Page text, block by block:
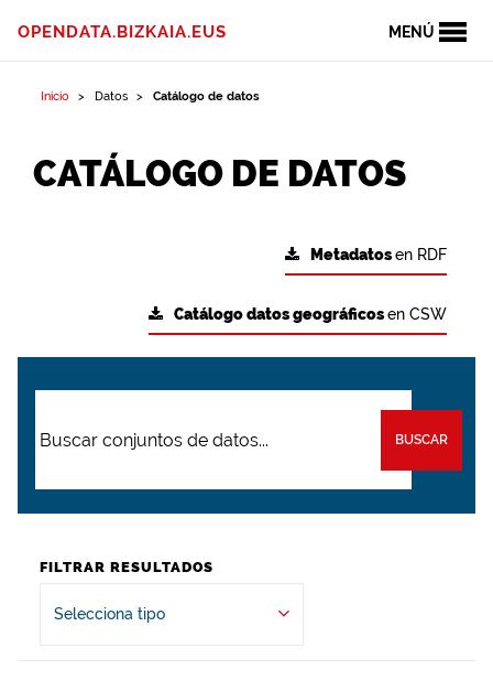
MENÚ
OPENDATA.BIZKAIA.EUS
Inicio Datos Catálogo de datos
CATÁLOGO DE DATOS
Metadatosen RDF
Catálogo datos geográficosen CSW
BUSCAR
FILTRAR RESULTADOS
Selecciona tipo